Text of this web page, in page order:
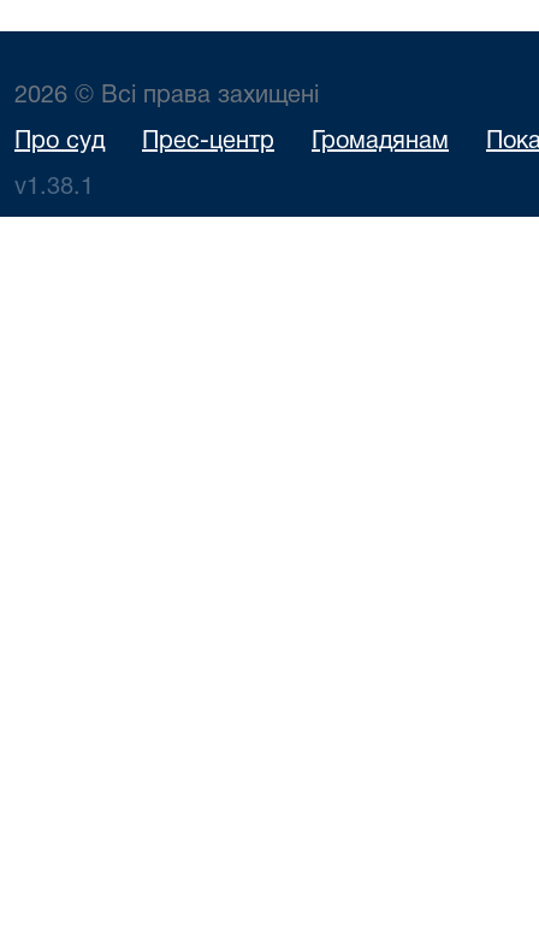
2026 © Всі права захищені
Про суд Прес-центр Громадянам
v1.38.1